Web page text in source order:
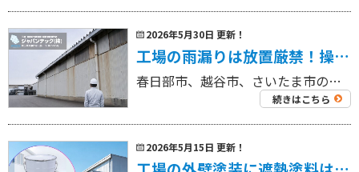
2026年5月30日 更新！
工場の雨漏りは放置厳禁！操業トラブルを防ぐ原因調査と修理の進め方
春日部市、越谷市、さいたま市の工場を中心に外壁塗装工事・屋根塗装工事、リフォーム工事を専門にしている 工場・倉庫の外壁塗装・屋根塗装専門店ジャパンテック（株）です！ 代表取締役の奈良部です！ 工場の雨漏りは、一般住宅の雨 […]
続きはこちら
2026年5月15日 更新！